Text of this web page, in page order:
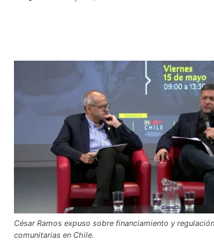
César Ramos expuso sobre financiamiento y
comunitarias en Chile.